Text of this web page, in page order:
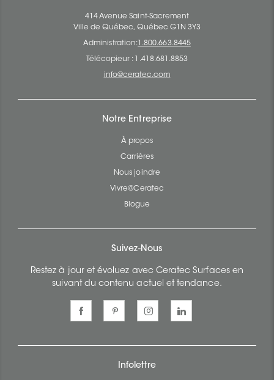
414 Avenue Saint-Sacrement
Ville de Québec, Québec G1N 3Y3
Administration: 1.800.663.8445
Télécopieur : 1.418.681.8853
info@ceratec.com
Notre Entreprise
À propos
Carrières
Nous joindre
Vivre@Ceratec
Blogue
Suivez-Nous
Restez à jour et évoluez avec Ceratec Surfaces en
suivant du contenu actuel et tendance.
Infolettre